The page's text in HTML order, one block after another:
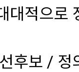
대적으로
후보 / 정